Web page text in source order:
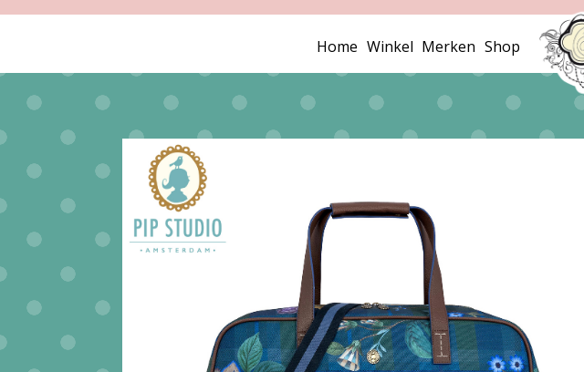
Home Winkel Merken Shop